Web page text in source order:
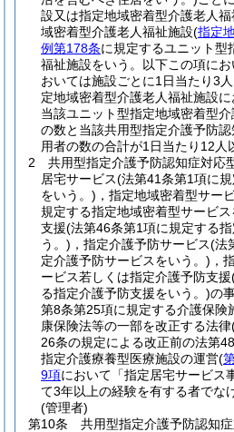
設又は指定地域密着型介護老人福
域密着型介護老人福祉施設(指定
例第178条に規定するユニット型
福祉施設をいう。以下この項に
おいては施設ごとに1日当たり3
定地域密着型介護老人福祉施設
当該ユニット型指定地域密着型
の数と当該共用型指定介護予防
用者の数の合計が1日当たり12人
2
共用型指定介護予防認知症対応
居宅サービス(法第41条第1項に
をいう。) ，指定地域密着型サー
規定する指定地域密着型サービ
支援(法第46条第1項に規定する
う。) ，指定介護予防サービス(法
定介護予防サービスをいう。) ，
ービス若しくは指定介護予防支援
る指定介護予防支援をいう。)の
第8条第25項に規定する介護保険
康保険法等の一部を改正する法律
26条の規定による改正前の法第
指定介護療養型医療施設の運営(
9項において「指定居宅サービス
て3年以上の経験を有する者でな
(管理者)
第10条
共用型指定介護予防認知